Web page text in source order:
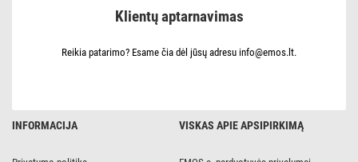
INFORMACIJA VISKAS APIE APSIPIRKIMĄ
Klientų aptarnavimas
Reikia patarimo? Esame čia dėl jūsų adresu info@emos.lt.